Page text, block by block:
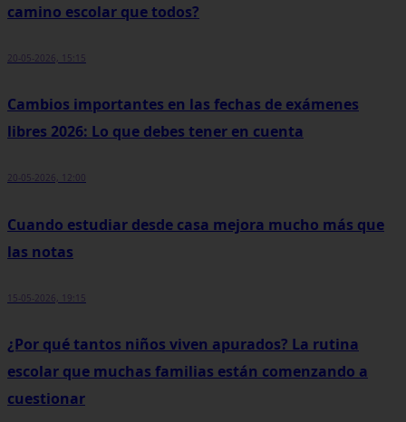
camino escolar que todos?
20-05-2026, 15:15
Cambios importantes en las fechas de exámenes
libres 2026: Lo que debes tener en cuenta
20-05-2026, 12:00
Cuando estudiar desde casa mejora mucho más que
las notas
15-05-2026, 19:15
¿Por qué tantos niños viven apurados? La rutina
escolar que muchas familias están comenzando a
cuestionar